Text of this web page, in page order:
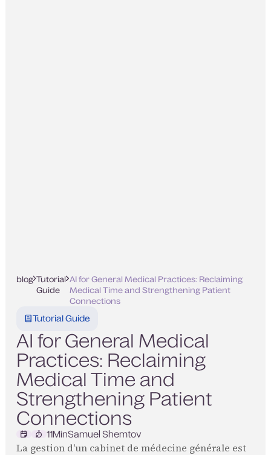
blog Tutorial
Guide
AI for General Medical Practices: Reclaiming
Medical Time and Strengthening Patient
Connections
Tutorial Guide
AI for General Medical
Practices: Reclaiming
Medical Time and
Strengthening Patient
Connections
11MinSamuel Shemtov
La gestion d'un cabinet de médecine générale est